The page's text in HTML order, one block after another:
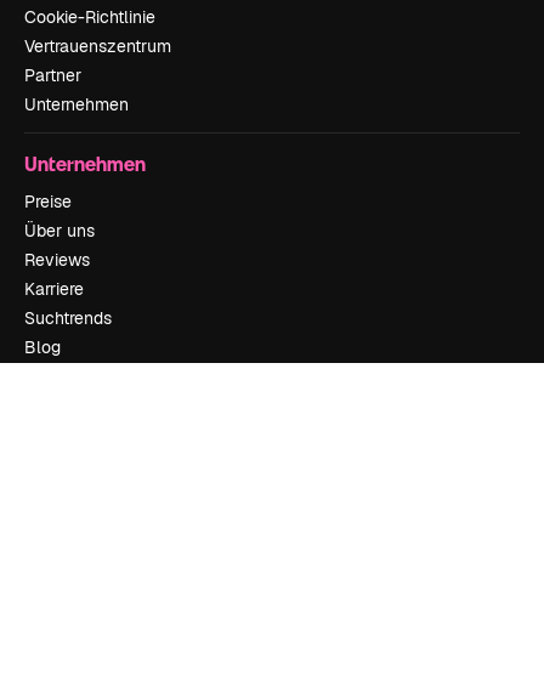
Cookie-Richtlinie
Vertrauenszentrum
Partner
Unternehmen
Unternehmen
Preise
Über uns
Reviews
Karriere
Suchtrends
Blog